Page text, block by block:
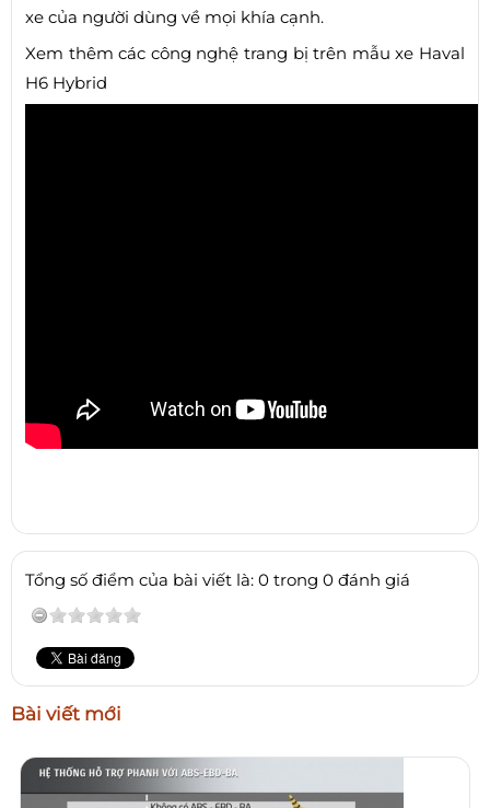
xe của người dùng về mọi khía cạnh.
Xem thêm các công nghệ trang bị trên mẫu xe Haval
H6 Hybrid
Tổng số điểm của bài viết là: 0 trong 0 đánh giá
Bài viết mới